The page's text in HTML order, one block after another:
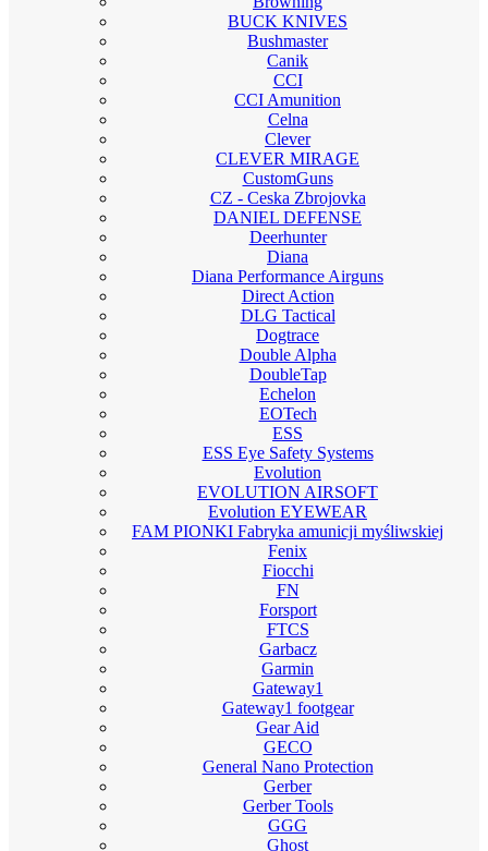
BUCK KNIVES
Bushmaster
Canik
CCI
CCI Amunition
Celna
Clever
CLEVER MIRAGE
CustomGuns
CZ - Ceska Zbrojovka
DANIEL DEFENSE
Deerhunter
Diana
Diana Performance Airguns
Direct Action
DLG Tactical
Dogtrace
Double Alpha
DoubleTap
Echelon
EOTech
ESS
ESS Eye Safety Systems
Evolution
EVOLUTION AIRSOFT
Evolution EYEWEAR
FAM PIONKI Fabryka amunicji myśliwskiej
Fenix
Fiocchi
FN
Forsport
FTCS
Garbacz
Garmin
Gateway1
Gateway1 footgear
Gear Aid
GECO
General Nano Protection
Gerber
Gerber Tools
GGG
Ghost